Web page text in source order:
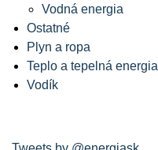
Vodná energia
Ostatné
Plyn a ropa
Teplo a tepelná energia
Vodík